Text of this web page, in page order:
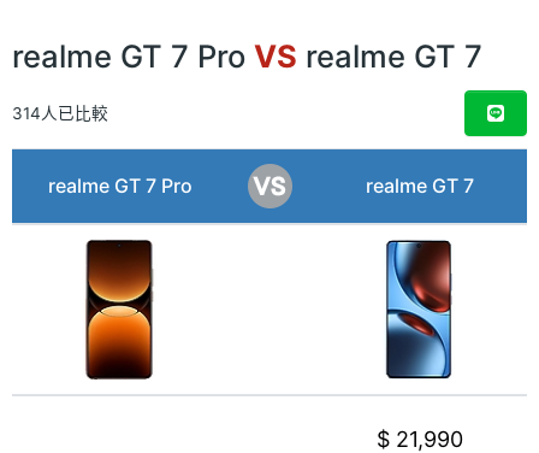
realme GT 7 Pro VS realme GT 7
314人已比較
realme GT 7 Pro realme GT 7
$ 21,990